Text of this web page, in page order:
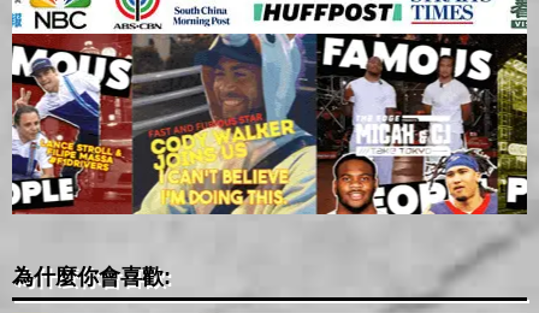
為什麼你會喜歡: